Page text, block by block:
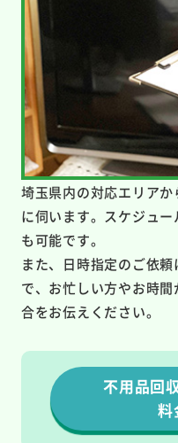
埼玉県内の対応エリア
に伺います。スケジュ
も可能です。
また、日時指定のご依
で、お忙しい方やお時
合をお伝えください。
不用品回
料